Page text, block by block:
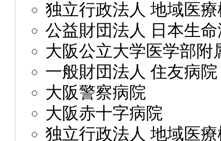
独立行政法人 地域医
公益財団法人 日本生
大阪公立大学医学部附
一般財団法人 住友病院
大阪警察病院
大阪赤十字病院
独立行政法人 地域医